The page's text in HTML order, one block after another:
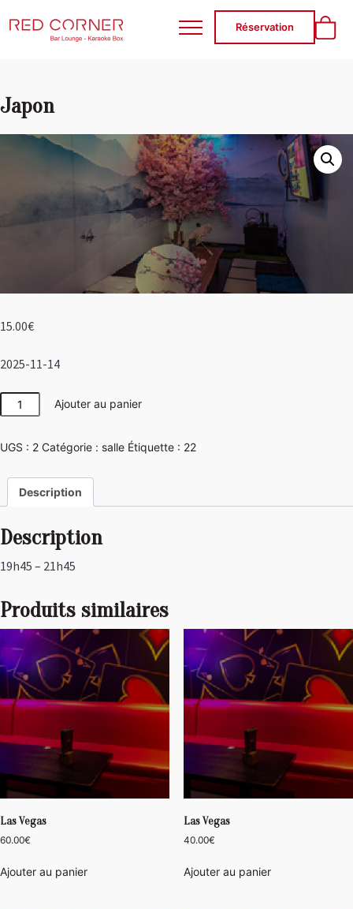
RED CORNER
Réservation
Japon
15.00€
2025-11-14
quantité
de
Ajouter au panier
UGS : 2 Catégorie : salle Étiquette : 22
Description
Description
19h45 – 21h45
Produits similaires
Las Vegas
60.00€
Ajouter au panier
Las Vegas
40.00€
Ajouter au panier